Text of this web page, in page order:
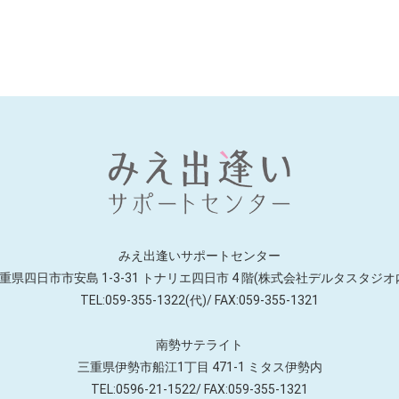
みえ出逢いサポートセンター
県四日市市安島 1-3-31 トナリエ四日市 4 階(株式会社デルタスタジオ
TEL:059-355-1322(代)/ FAX:059-355-1321
南勢サテライト
三重県伊勢市船江1丁目 471-1 ミタス伊勢内
TEL:0596-21-1522/ FAX:059-355-1321